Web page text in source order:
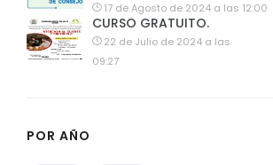
17 de Agosto de 2024 a las 12:00
CURSO GRATUITO.
22 de Julio de 2024 a las
09:27
POR AÑO